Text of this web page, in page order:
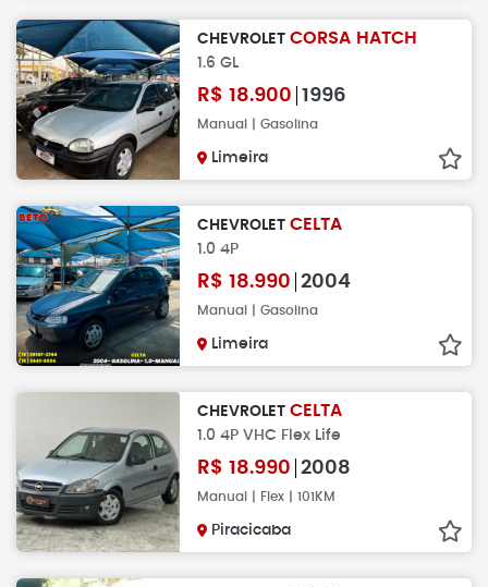
CHEVROLET CORSA HATCH
1.6 GL
R$ 18.900 1996
Manual | Gasolina
Limeira
CHEVROLET CELTA
1.0 4P
R$ 18.990 2004
Manual | Gasolina
Limeira
CHEVROLET CELTA
1.0 4P VHC Flex Life
R$ 18.990 2008
Manual | Flex | 101KM
Piracicaba